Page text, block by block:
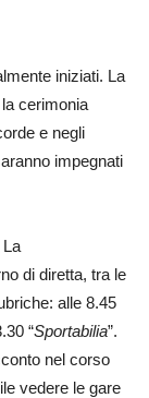
iniziati. La
cerimonia
e negli
impegnati
La
di diretta, tra le
alle 8.45
“Sportabilia”.
nel corso
vedere le gare